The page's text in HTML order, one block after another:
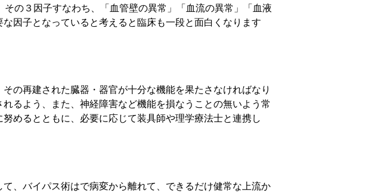
の３因子すなわち、「血管壁の異常」「血流の異常」「血液
因子となっていると考えると臨床も一段と面白くなります
の再建された臓器・器官が十分な機能を果たさなければなり
るよう、また、神経障害など機能を損なうことの無いよう常
めるとともに、必要に応じて装具師や理学療法士と連携し
、バイパス術はで病変から離れて、できるだけ健常な上流か